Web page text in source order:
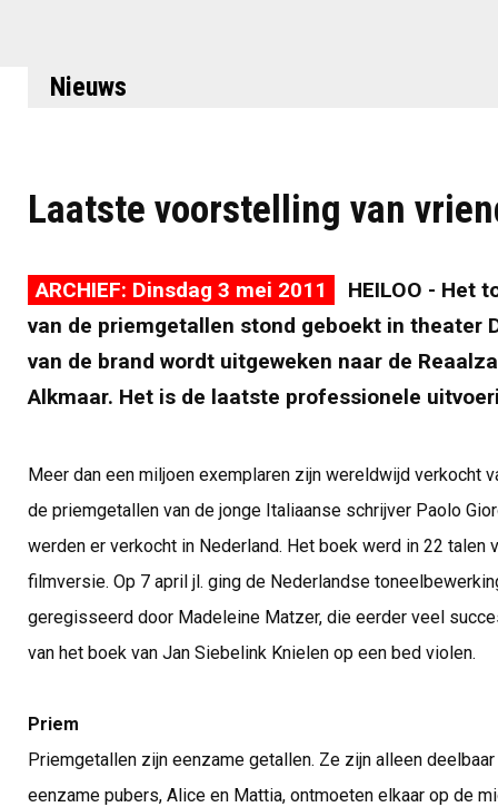
Nieuws
Laatste voorstelling van
ARCHIEF: Dinsdag 3 mei 2011
HEILOO - Het
van de priemgetallen stond geboekt in theater
van de brand wordt uitgeweken naar de
Alkmaar. Het is de laatste professionele
Meer dan een miljoen exemplaren zijn wereldwijd verkocht
de priemgetallen van de jonge Italiaanse schrijver Paolo
werden er verkocht in Nederland. Het boek werd in 22 talen
filmversie. Op 7 april jl. ging de Nederlandse
geregisseerd door Madeleine Matzer, die eerder veel
van het boek van Jan Siebelink Knielen op een bed violen.
Priem
Priemgetallen zijn eenzame getallen. Ze zijn alleen
eenzame pubers, Alice en Mattia, ontmoeten elkaar op de